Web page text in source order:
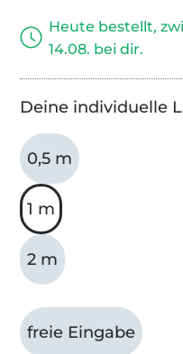
Heute bestellt,
14.08. bei dir.
Deine individuelle
0,5 m
1 m
2 m
freie Eingabe